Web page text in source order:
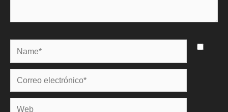
Name*
Correo
electrónico*
Web